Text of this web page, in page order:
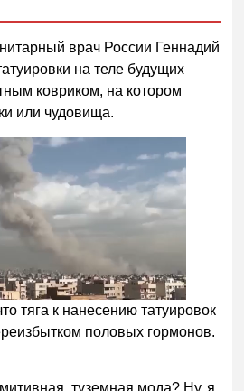
врач России Геннадий
на теле будущих
ковриком, на котором
или чудовища.
тяга к нанесению татуировок
половых гормонов.